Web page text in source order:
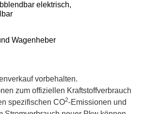
elektrisch,
Wagenheber
vorbehalten.
zum offiziellen Kraftstoffverbrauch
spezifischen CO2-Emissionen und